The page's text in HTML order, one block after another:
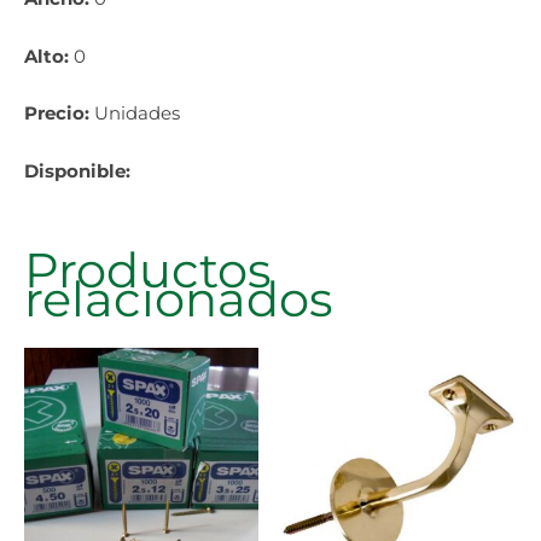
Alto: 0
Precio: Unidades
Disponible:
Productos
relacionados